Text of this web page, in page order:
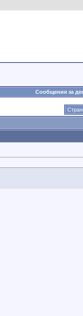
Сообщения за